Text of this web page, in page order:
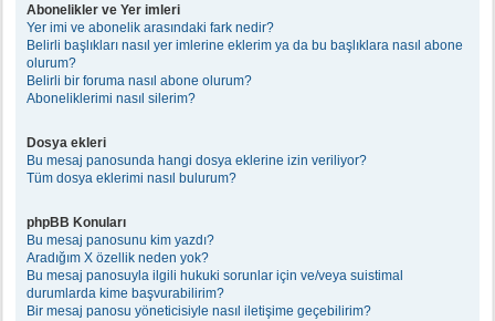
Abonelikler ve Yer imleri
Yer imi ve abonelik arasındaki fark nedir?
Belirli başlıkları nasıl yer imlerine eklerim ya da bu başlıklara nasıl abone
olurum?
Belirli bir foruma nasıl abone olurum?
Aboneliklerimi nasıl silerim?
Dosya ekleri
Bu mesaj panosunda hangi dosya eklerine izin veriliyor?
Tüm dosya eklerimi nasıl bulurum?
phpBB Konuları
Bu mesaj panosunu kim yazdı?
Aradığım X özellik neden yok?
Bu mesaj panosuyla ilgili hukuki sorunlar için ve/veya suistimal
durumlarda kime başvurabilirim?
Bir mesaj panosu yöneticisiyle nasıl iletişime geçebilirim?